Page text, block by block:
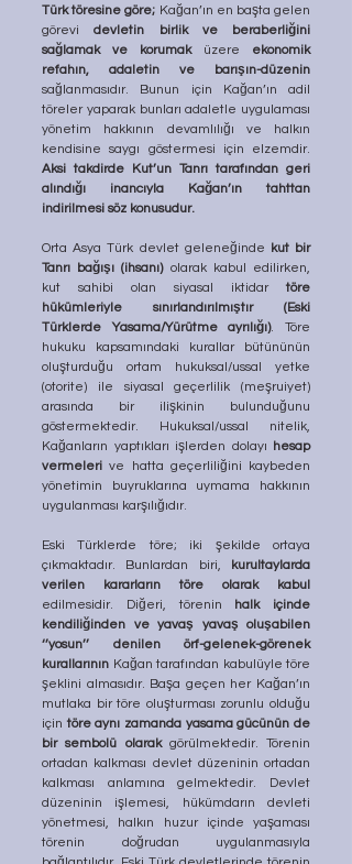
Türk töresine göre; Kağan’ın en başta gelen
görevi devletin birlik ve beraberliğini
sağlamak ve korumak üzere ekonomik
refahın, adaletin ve barışın-düzenin
sağlanmasıdır. Bunun için Kağan’ın adil
töreler yaparak bunları adaletle uygulaması
yönetim hakkının devamlılığı ve halkın
Aksi takdirde Kut’un Tanrı tarafından geri
alındığı inancıyla Kağan’ın tahttan
indirilmesi söz konusudur.
Orta Asya Türk devlet geleneğinde kut bir
Tanrı bağışı (ihsanı) olarak kabul edilirken,
kut sahibi olan siyasal iktidar töre
hükümleriyle sınırlandırılmıştır (Eski
Türklerde Yasama/Yürütme ayrılığı). Töre
hukuku kapsamındaki kurallar bütününün
oluşturduğu ortam hukuksal/ussal yetke
(otorite) ile siyasal geçerlilik (meşruiyet)
arasında bir ilişkinin bulunduğunu
göstermektedir. Hukuksal/ussal nitelik,
Kağanların yaptıkları işlerden dolayı hesap
vermeleri ve hatta geçerliliğini kaybeden
yönetimin buyruklarına uymama hakkının
uygulanması karşılığıdır.
Eski Türklerde töre; iki şekilde ortaya
çıkmaktadır. Bunlardan biri, kurultaylarda
verilen kararların töre olarak kabul
edilmesidir. Diğeri, törenin halk içinde
kendiliğinden ve yavaş yavaş oluşabilen
‘’yosun’’ denilen örf-gelenek-görenek
kurallarının Kağan tarafından kabulüyle töre
şeklini almasıdır. Başa geçen her Kağan’ın
mutlaka bir töre oluşturması zorunlu olduğu
için töre aynı zamanda yasama gücünün de
bir sembolü olarak görülmektedir. Törenin
ortadan kalkması devlet düzeninin ortadan
kalkması anlamına gelmektedir. Devlet
düzeninin işlemesi, hükümdarın devleti
yönetmesi, halkın huzur içinde yaşaması
törenin doğrudan uygulanmasıyla